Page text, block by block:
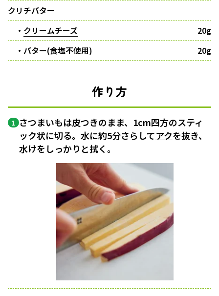
クリチバター
・ クリームチーズ
20g
・バター(食塩不使用)
20g
作り方
1 さつまいもは皮つきのまま、1cm四方のスティ
ック状に切る。水に約5分さらしてアクを抜き、
水けをしっかりと拭く。